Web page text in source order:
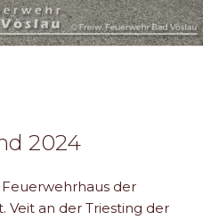
2024
der
Veit an der Triesting der